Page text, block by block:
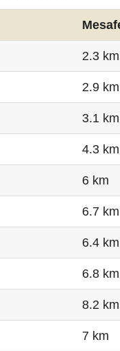
2.3 km
2.9 km
3.1 km
4.3 km
6 km
6.7 km
6.4 km
6.8 km
8.2 km
7 km